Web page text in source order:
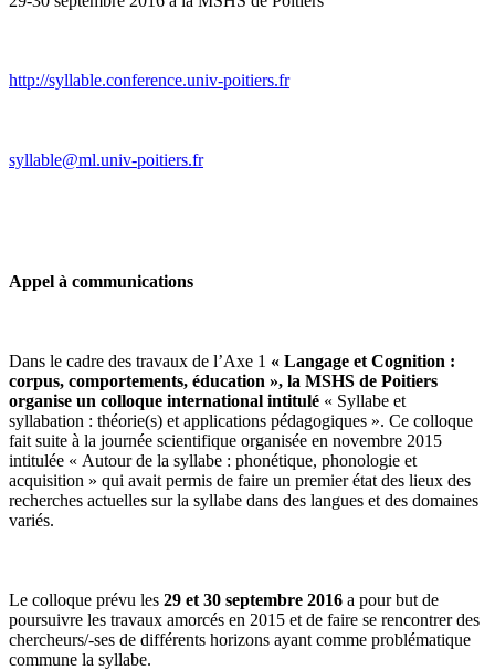
http://syllable.conference.univ-poitiers.fr
syllable@ml.univ-poitiers.fr
Appel à communications
Dans le cadre des travaux de l’Axe 1 « Langage et Cognition :
corpus, comportements, éducation », la MSHS de Poitiers
organise un colloque international intitulé « Syllabe et
syllabation : théorie(s) et applications pédagogiques ». Ce colloque
fait suite à la journée scientifique organisée en novembre 2015
intitulée « Autour de la syllabe : phonétique, phonologie et
acquisition » qui avait permis de faire un premier état des lieux des
recherches actuelles sur la syllabe dans des langues et des domaines
variés.
Le colloque prévu les 29 et 30 septembre 2016 a pour but de
poursuivre les travaux amorcés en 2015 et de faire se rencontrer des
chercheurs/-ses de différents horizons ayant comme problématique
commune la syllabe.